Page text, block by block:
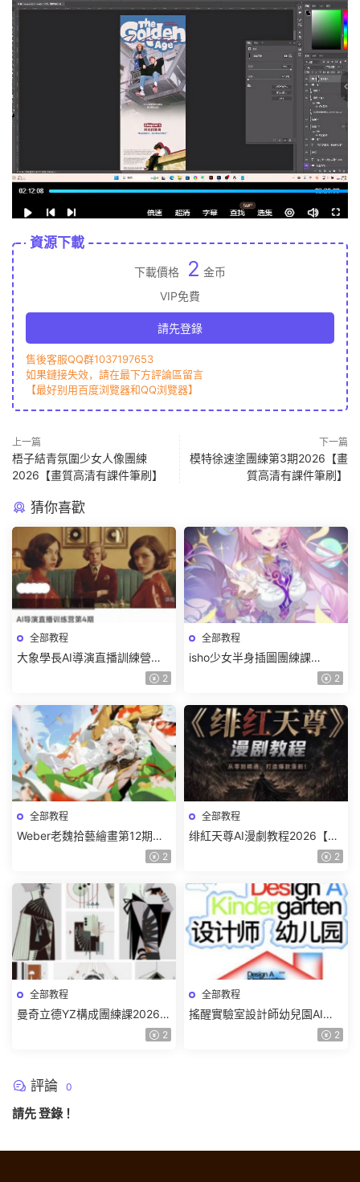
資源下載
下載價格 2 金币
VIP免費
請先登錄
售後客服QQ群1037197653
如果鏈接失效，請在最下方評論區留言
【最好别用百度浏覽器和QQ浏覽器】
上一篇
梧子結青氛圍少女人像團練
2026【畫質高清有課件筆刷】
下一篇
模特徐速塗團練第3期2026【畫
質高清有課件筆刷】
猜你喜歡
全部教程
大象學長AI導演直播訓練營第4
期2026【畫質高清有資料】 2
全部教程
isho少女半身插圖團練課
2026【畫質高清隻有視頻】 2
全部教程
Weber老魏拾藝繪畫第12期角
色特訓班【畫質不錯隻有視
2
全部教程
绯紅天尊AI漫劇教程2026【畫
2
全部教程
曼奇立德YZ構成團練課2026年
8月已結課【畫質高清有課件】
2
全部教程
搖醒實驗室設計師幼兒園AI軟
件基礎課2025【畫質不錯有素
2
評論 0
請先登錄 ！